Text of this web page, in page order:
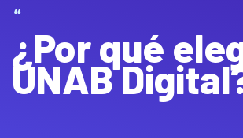
¿Por qué
UNAB